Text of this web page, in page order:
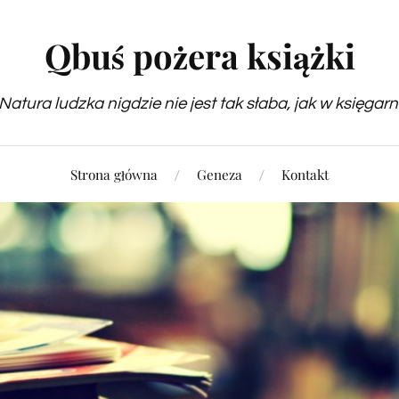
Qbuś pożera książki
ludzka nigdzie nie jest tak słaba, jak w
Strona główna Geneza Kontakt